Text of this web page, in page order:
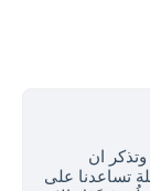
ان
تساعدنا على